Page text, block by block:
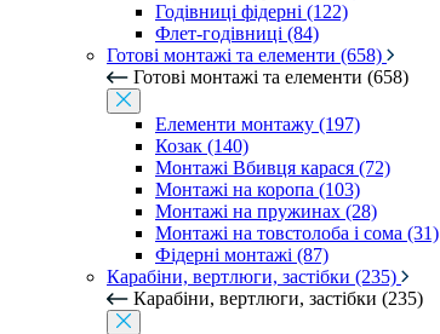
Годівниці фідерні (122)
Флет-годівниці (84)
Готові монтажі та елементи (658)
Готові монтажі та елементи (658)
Елементи монтажу (197)
Козак (140)
Монтажі Вбивця карася (72)
Монтажі на коропа (103)
Монтажі на пружинах (28)
Монтажі на товстолоба і сома (31)
Фідерні монтажі (87)
Карабіни, вертлюги, застібки (235)
Карабіни, вертлюги, застібки (235)